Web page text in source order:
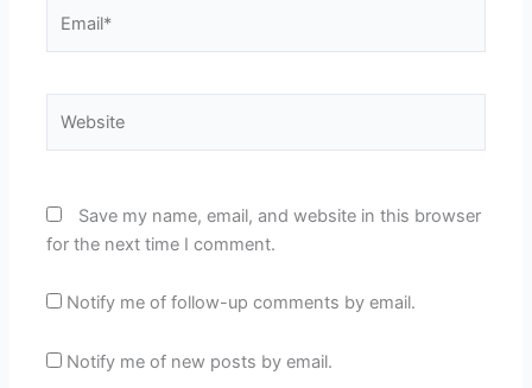
Save my name, email, and website in this browser
for the next time I comment.
Notify me of follow-up comments by email.
Notify me of new posts by email.